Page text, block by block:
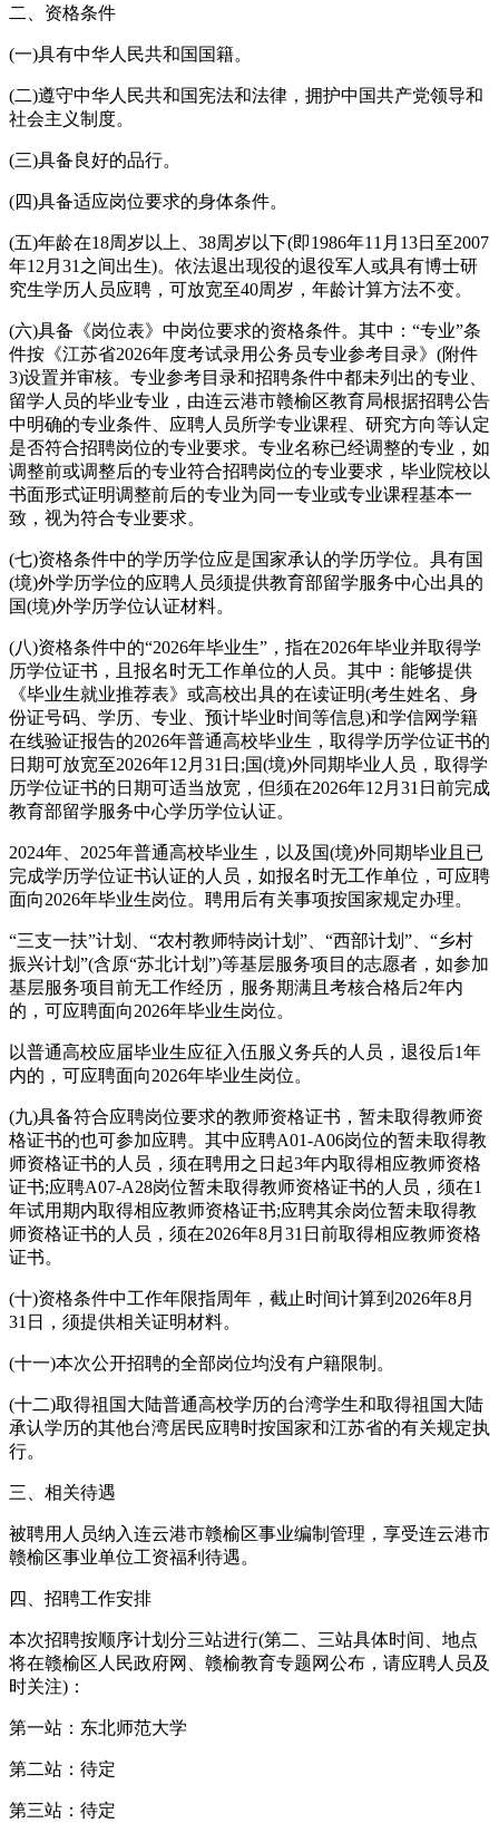
二、资格条件
(一)具有中华人民共和国国籍。
(二)遵守中华人民共和国宪法和法律，拥护中国共产党领导和
社会主义制度。
(三)具备良好的品行。
(四)具备适应岗位要求的身体条件。
(五)年龄在18周岁以上、38周岁以下(即1986年11月13日至2007
年12月31之间出生)。依法退出现役的退役军人或具有博士研
究生学历人员应聘，可放宽至40周岁，年龄计算方法不变。
(六)具备《岗位表》中岗位要求的资格条件。其中：“专业”条
件按《江苏省2026年度考试录用公务员专业参考目录》(附件
3)设置并审核。专业参考目录和招聘条件中都未列出的专业、
留学人员的毕业专业，由连云港市赣榆区教育局根据招聘公告
中明确的专业条件、应聘人员所学专业课程、研究方向等认定
是否符合招聘岗位的专业要求。专业名称已经调整的专业，如
调整前或调整后的专业符合招聘岗位的专业要求，毕业院校以
书面形式证明调整前后的专业为同一专业或专业课程基本一
致，视为符合专业要求。
(七)资格条件中的学历学位应是国家承认的学历学位。具有国
(境)外学历学位的应聘人员须提供教育部留学服务中心出具的
国(境)外学历学位认证材料。
(八)资格条件中的“2026年毕业生”，指在2026年毕业并取得学
历学位证书，且报名时无工作单位的人员。其中：能够提供
《毕业生就业推荐表》或高校出具的在读证明(考生姓名、身
份证号码、学历、专业、预计毕业时间等信息)和学信网学籍
在线验证报告的2026年普通高校毕业生，取得学历学位证书的
日期可放宽至2026年12月31日;国(境)外同期毕业人员，取得学
历学位证书的日期可适当放宽，但须在2026年12月31日前完成
教育部留学服务中心学历学位认证。
2024年、2025年普通高校毕业生，以及国(境)外同期毕业且已
完成学历学位证书认证的人员，如报名时无工作单位，可应聘
面向2026年毕业生岗位。聘用后有关事项按国家规定办理。
“三支一扶”计划、“农村教师特岗计划”、“西部计划”、“乡村
振兴计划”(含原“苏北计划”)等基层服务项目的志愿者，如参加
基层服务项目前无工作经历，服务期满且考核合格后2年内
的，可应聘面向2026年毕业生岗位。
以普通高校应届毕业生应征入伍服义务兵的人员，退役后1年
内的，可应聘面向2026年毕业生岗位。
(九)具备符合应聘岗位要求的教师资格证书，暂未取得教师资
格证书的也可参加应聘。其中应聘A01-A06岗位的暂未取得教
师资格证书的人员，须在聘用之日起3年内取得相应教师资格
证书;应聘A07-A28岗位暂未取得教师资格证书的人员，须在1
年试用期内取得相应教师资格证书;应聘其余岗位暂未取得教
师资格证书的人员，须在2026年8月31日前取得相应教师资格
证书。
(十)资格条件中工作年限指周年，截止时间计算到2026年8月
31日，须提供相关证明材料。
(十一)本次公开招聘的全部岗位均没有户籍限制。
(十二)取得祖国大陆普通高校学历的台湾学生和取得祖国大陆
承认学历的其他台湾居民应聘时按国家和江苏省的有关规定执
行。
三、相关待遇
被聘用人员纳入连云港市赣榆区事业编制管理，享受连云港市
赣榆区事业单位工资福利待遇。
四、招聘工作安排
本次招聘按顺序计划分三站进行(第二、三站具体时间、地点
将在赣榆区人民政府网、赣榆教育专题网公布，请应聘人员及
时关注)：
第一站：东北师范大学
第二站：待定
第三站：待定